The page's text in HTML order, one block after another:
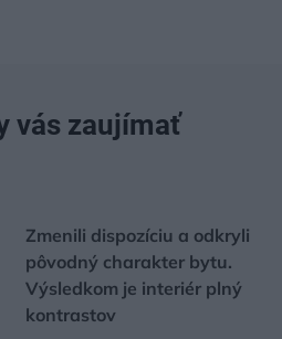
vás zaujímať
Zmenili dispozíciu a odkryli
pôvodný charakter bytu.
Výsledkom je interiér plný
kontrastov